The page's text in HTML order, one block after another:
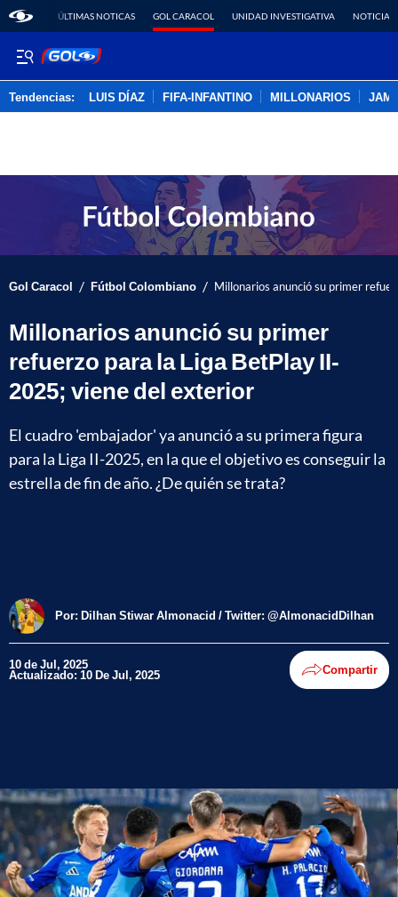
ÚLTIMAS NOTICAS GOL CARACOL UNIDAD INVESTIGATIVA NOTICIAS
Tendencias: LUIS DÍAZ FIFA-INFANTINO MILLONARIOS
Gol Caracol / Fútbol Colombiano / Millonarios anunció su primer
Millonarios anunció su primer
refuerzo para la Liga BetPlay II-
2025; viene del exterior
El cuadro 'embajador' ya anunció a su primera figura
para la Liga II-2025, en la que el objetivo es conseguir la
estrella de fin de año. ¿De quién se trata?
Por: Dilhan Stiwar Almonacid / Twitter: @AlmonacidDilhan
10 de Jul, 2025
Actualizado: 10 De Jul, 2025 Compartir